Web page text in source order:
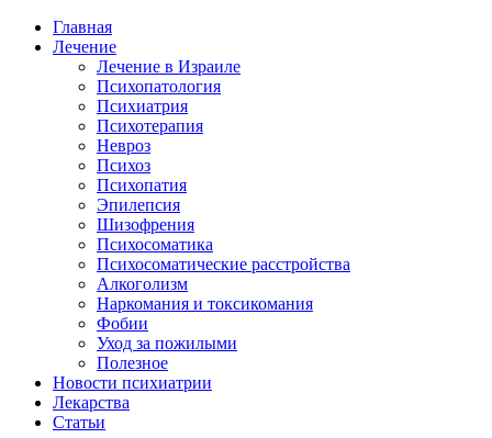
Главная
Лечение
Лечение в Израиле
Психопатология
Психиатрия
Психотерапия
Невроз
Психоз
Психопатия
Эпилепсия
Шизофрения
Психосоматика
Психосоматические расстройства
Алкоголизм
Наркомания и токсикомания
Фобии
Уход за пожилыми
Полезное
Новости психиатрии
Лекарства
Статьи